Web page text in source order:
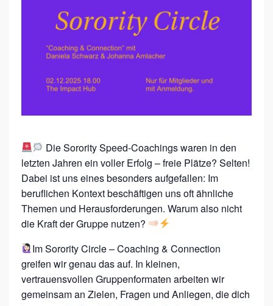
R
I
T
Y
C
I
R
C
L
Die Sorority Speed-Coachings waren in den
letzten Jahren ein voller Erfolg – freie Plätze? Selten!
Dabei ist uns eines besonders aufgefallen: Im
beruflichen Kontext beschäftigen uns oft ähnliche
Themen und Herausforderungen. Warum also nicht
die Kraft der Gruppe nutzen?
Im Sorority Circle – Coaching & Connection
greifen wir genau das auf. In kleinen,
vertrauensvollen Gruppenformaten arbeiten wir
gemeinsam an Zielen, Fragen und Anliegen, die dich